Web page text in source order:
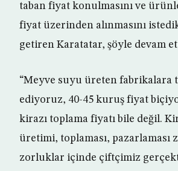
taban fiyat konulmasını ve
fiyat üzerinden alınmasını
getiren Karatatar, şöyle devam
“Meyve suyu üreten fabrikalara
ediyoruz, 40-45 kuruş fiyat
kirazı toplama fiyatı bile değil.
üretimi, toplaması, pazarlaması
zorluklar içinde çiftçimiz